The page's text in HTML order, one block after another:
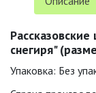
снегиря"
Упаковка: Без